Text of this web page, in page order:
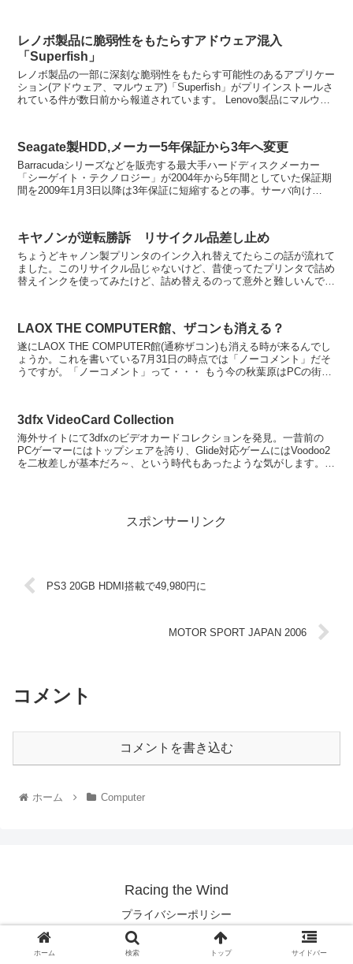
レノボ製品に脆弱性をもたらすアドウェア混入
「Superfish」
レノボ製品の一部に深刻な脆弱性をもたらす可能性のあるアプリケー
ション(アドウェア、マルウェア)「Superfish」がプリインストールさ
れている件が数日前から報道されています。 Lenovo製品にマルウェ
Seagate製HDD,メーカー5年保証から3年へ変更
Barracudaシリーズなどを販売する最大手ハードディスクメーカー
「シーゲイト・テクノロジー」が2004年から5年間としていた保証期
間を2009年1月3日以降は3年保証に短縮するとの事。サーバ向け
キヤノンが逆転勝訴 リサイクル品差し止め
ちょうどキャノン製プリンタのインク入れ替えてたらこの話が流れて
ました。このリサイクル品じゃないけど、昔使ってたプリンタで詰め
替えインクを使ってみたけど、詰め替えるのって意外と難しいんです
LAOX THE COMPUTER館、ザコンも消える？
遂にLAOX THE COMPUTER館(通称ザコン)も消える時が来るんでし
ょうか。これを書いている7月31日の時点では「ノーコメント」だそ
うですが。「ノーコメント」って・・・ もう今の秋葉原はPCの街で
3dfx VideoCard Collection
海外サイトにて3dfxのビデオカードコレクションを発見。一昔前の
PCゲーマーにはトップシェアを誇り、Glide対応ゲームにはVoodoo2
を二枚差しが基本だろ～、という時代もあったような気がします。気
スポンサーリンク
PS3 20GB HDMI搭載で49,980円に
MOTOR SPORT JAPAN 2006
コメント
コメントを書き込む
ホーム Computer
Racing the Wind
プライバシーポリシー
Copyright © 2003-2026 Racing the Wind All Rights Reserved.
ホーム 検索 トップ サイドバー